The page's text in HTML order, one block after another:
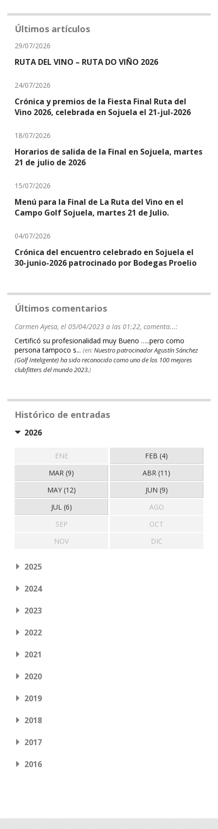
Últimos artículos
29/07/2026
RUTA DEL VINO – RUTA DO VIÑO 2026
24/07/2026
Crónica y premios de la Fiesta Final Ruta del
Vino 2026, celebrada en Sojuela el 21-jul-2026
18/07/2026
Horarios de salida de la Final en Sojuela, martes
21 de julio de 2026
15/07/2026
Menú para la Final de La Ruta del Vino en el
Campo Golf Sojuela, martes 21 de Julio.
04/07/2026
Crónica del encuentro celebrado en Sojuela el
30-junio-2026 patrocinado por Bodegas Proelio
Últimos comentarios
Carmen Ayesa, el 05/04/2023 a las 01:22, comenta...:
Certificó su profesionalidad muy Bueno …..pero como
persona tampoco s... (en:Nuestro patrocinador Agustín Sánchez
(Golf Inteligente) ha sido reconocido como uno de los 100 mejores
clubfitters del mundo 2023.)
Histórico de entradas
2026
ENE
FEB (4)
MAR (9)
ABR (11)
MAY (12)
JUN (9)
JUL (6)
AGO
SEP
OCT
NOV
DIC
2025
2024
2023
2022
2021
2020
2019
2018
2017
2016